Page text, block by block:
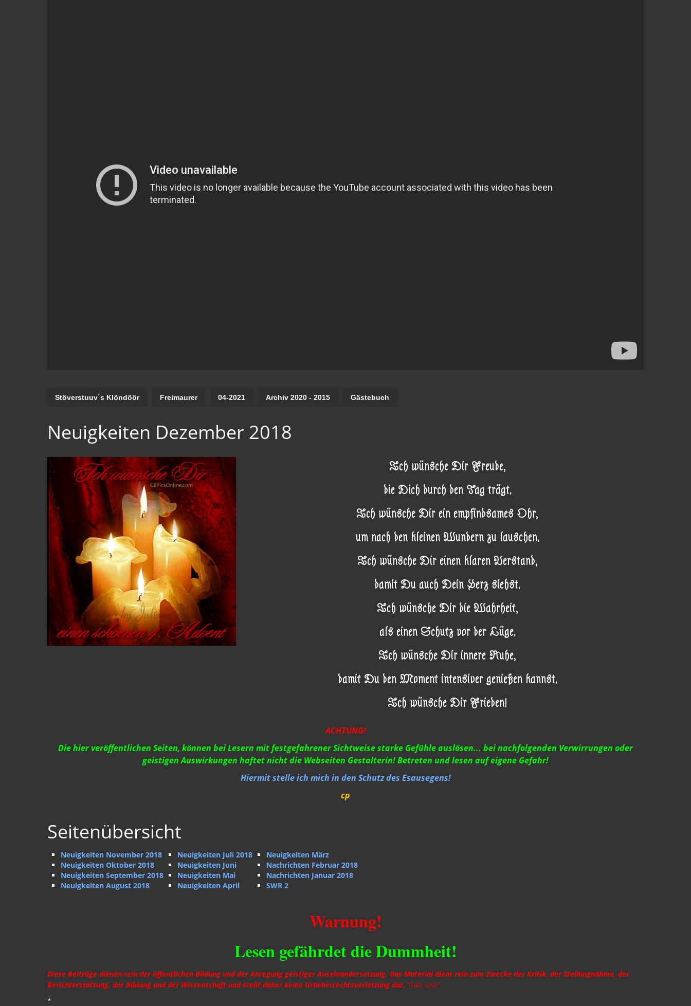
Stöverstuuv´s Klöndöör Freimaurer 04-2021 Archiv 2020 - 2015 Gästebuch
Neuigkeiten Dezember 2018
Ich wünsche Dir Freude,
die Dich durch den Tag trägt.
Ich wünsche Dir ein empfindsames Ohr,
um nach den kleinen Wundern zu lauschen.
Ich wünsche Dir einen klaren Verstand,
damit Du auch Dein Herz siehst.
Ich wünsche Dir die Wahrheit,
als einen Schutz vor der Lüge.
Ich wünsche Dir innere Ruhe,
damit Du den Moment intensiver genießen kannst.
Ich wünsche Dir Frieden!
ACHTUNG!
Die hier veröffentlichen Seiten, können bei Lesern mit festgefahrener Sichtweise starke Gefühle auslösen... bei nachfolgenden Verwirrungen oder
geistigen Auswirkungen haftet nicht die Webseiten Gestalterin! Betreten und lesen auf eigene Gefahr!
Hiermit stelle ich mich in den Schutz des Esausegens!
cp
Seitenübersicht
Neuigkeiten November 2018
Neuigkeiten Oktober 2018
Neuigkeiten September 2018
Neuigkeiten August 2018
Neuigkeiten Juli 2018
Neuigkeiten Juni
Neuigkeiten Mai
Neuigkeiten April
Neuigkeiten März
Nachrichten Februar 2018
Nachrichten Januar 2018
SWR 2
Warnung!
Lesen gefährdet die Dummheit!
Diese Beiträge dienen rein der öffentlichen Bildung und der Anregung geistiger Auseinandersetzung. Das Material dient rein zum Zwecke der Kritik, der Stellungnahme, der
Berichterstattung, der Bildung und der Wissenschaft und stellt daher keine Urheberrechtsverletzung dar. "Fair use"
*